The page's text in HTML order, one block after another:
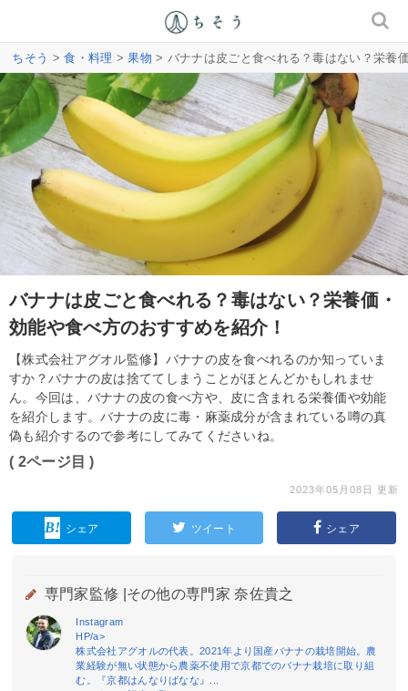
ちそう >食・料理 >果物 > バナナは皮ごと食べれる？毒はない？栄養
バナナは皮ごと食べれる？毒はない？栄養価・
効能や食べ方のおすすめを紹介！
【株式会社アグオル監修】バナナの皮を食べれるのか知っていま
すか？バナナの皮は捨ててしまうことがほとんどかもしれませ
ん。今回は、バナナの皮の食べ方や、皮に含まれる栄養価や効能
を紹介します。バナナの皮に毒・麻薬成分が含まれている噂の真
偽も紹介するので参考にしてみてくださいね。
( 2ページ目 )
2023年05月08日 更新
シェア ツイート シェア
専門家監修 | その他の専門家 奈佐貴之
Instagram
HP/a>
株式会社アグオルの代表。2021年より国産バナナの栽培開始。農
業経験が無い状態から農薬不使用で京都でのバナナ栽培に取り組
む。『京都はんなりばなな』...